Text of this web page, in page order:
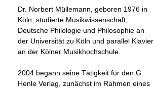
Dr. Norbert Müllemann, geboren 1976 in
Köln, studierte Musikwissenschaft,
Deutsche Philologie und Philosophie an
der Universität zu Köln und parallel Klavier
an der Kölner Musikhochschule.
2004 begann seine Tätigkeit für den G.
Henle Verlag, zunächst im Rahmen eines